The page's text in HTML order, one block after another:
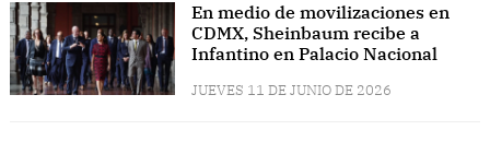
En medio de movilizaciones en
CDMX, Sheinbaum recibe a
Infantino en Palacio Nacional
JUEVES 11 DE JUNIO DE 2026